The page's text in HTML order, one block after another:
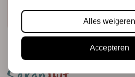
Abonneer
Alles weigeren
Accepteren